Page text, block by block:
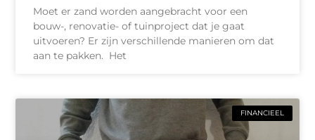
Moet er zand worden aangebracht voor een
bouw-, renovatie- of tuinproject dat je gaat
uitvoeren? Er zijn verschillende manieren om dat
aan te pakken. Het
FINANCIEEL